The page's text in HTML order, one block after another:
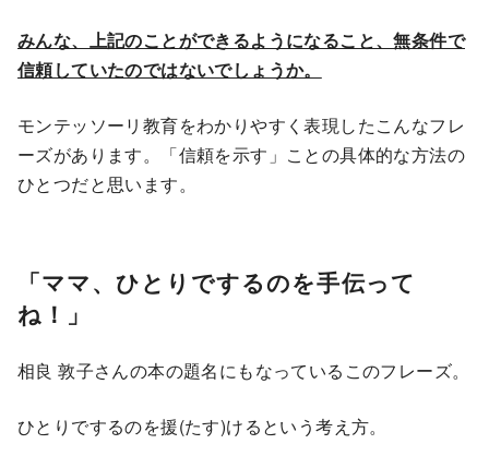
みんな、上記のことができるようになること、無条件で
信頼していたのではないでしょうか。
モンテッソーリ教育をわかりやすく表現したこんなフレ
ーズがあります。「信頼を示す」ことの具体的な方法の
ひとつだと思います。
「ママ、ひとりでするのを手伝って
ね！」
相良 敦子さんの本の題名にもなっているこのフレーズ。
ひとりでするのを援(たす)けるという考え方。